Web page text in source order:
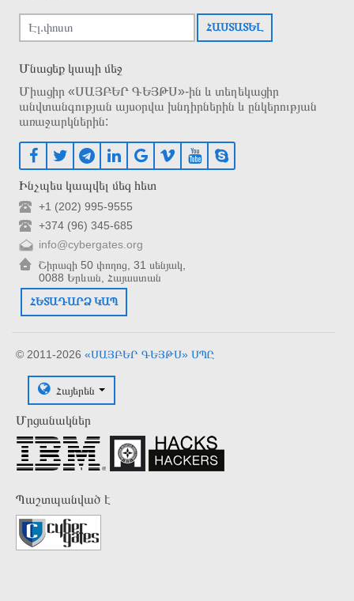
ՀԱՍՏԱՏԵԼ
Մնացեք կապի մեջ
Միացիր «ՍԱՅԲԵՐ ԳԵՅԹՍ»-ին և տեղեկացիր
անվտանգության այսօրվա խնդիրներին և ընկերության
առաջարկներին:
Ինչպես կապվել մեզ հետ
+1 (202) 995-9555
+374 (96) 345-685
info@cybergates.org
Շիրազի 50 փողոց, 31 սենյակ,
0088 Երևան, Հայաստան
ՀԵՏԱԴԱՐՁ ԿԱՊ
© 2011-2026 «ՍԱՅԲԵՐ ԳԵՅԹՍ» ՍՊԸ
Հայերեն
Մրցանակներ
Պաշտպանված է